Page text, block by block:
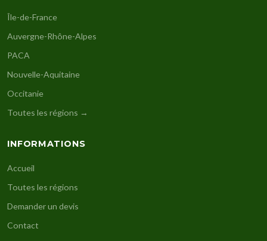
Île-de-France
Auvergne-Rhône-Alpes
PACA
Nouvelle-Aquitaine
Occitanie
Toutes les régions →
INFORMATIONS
Accueil
Toutes les régions
Demander un devis
Contact